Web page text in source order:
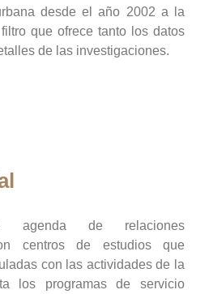
desde el año 2002 a la
que ofrece tanto los datos
de las investigaciones.
agenda de relaciones
centros de estudios que
con las actividades de la
los programas de servicio